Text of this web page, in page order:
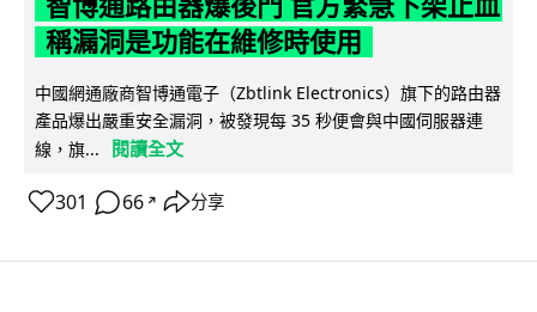
稱漏洞是功能在維修時使用
中國網通廠商智博通電子（Zbtlink Electronics）旗下的路由器
產品爆出嚴重安全漏洞，被發現每 35 秒便會與中國伺服器連
線，旗...
閱讀全文
301 66 ↗ 分享